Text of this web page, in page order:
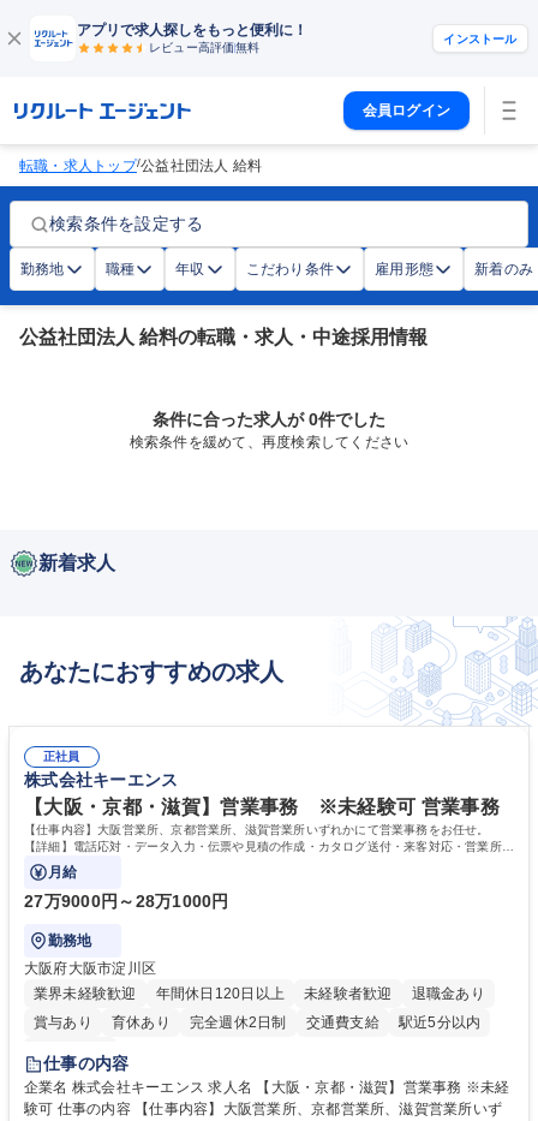
アプリで求人探しをもっと便利に！
レビュー高評価無料
インストール
会員ログイン
転職・求人トップ/公益社団法人 給料
検索条件を設定する
勤務地 職種 年収 こだわり条件 雇用形態 新着のみ
公益社団法人 給料の転職・求人・中途採用情報
条件に合った求人が 0件でした
検索条件を緩めて、再度検索してください
新着求人
あなたにおすすめの求人
正社員
株式会社キーエンス
【大阪・京都・滋賀】営業事務 ※未経験可 営業事務
【仕事内容】大阪営業所、京都営業所、滋賀営業所いずれかにて営業事務をお任せ。
【詳細】電話応対・データ入力・伝票や見積の作成・カタログ送付・来客対応・営業所内
で発生する事務業務や業務改善をお任せ。
月給
27万9000円～28万1000円
勤務地
大阪府大阪市淀川区
業界未経験歓迎
年間休日120日以上 未経験者歓迎
退職金あり
賞与あり
育休あり 完全週休2日制 交通費支給
駅近5分以内
土日祝休み
仕事の内容
企業名 株式会社キーエンス 求人名 【大阪・京都・滋賀】営業事務 ※未経
験可 仕事の内容 【仕事内容】大阪営業所、京都営業所、滋賀営業所いず